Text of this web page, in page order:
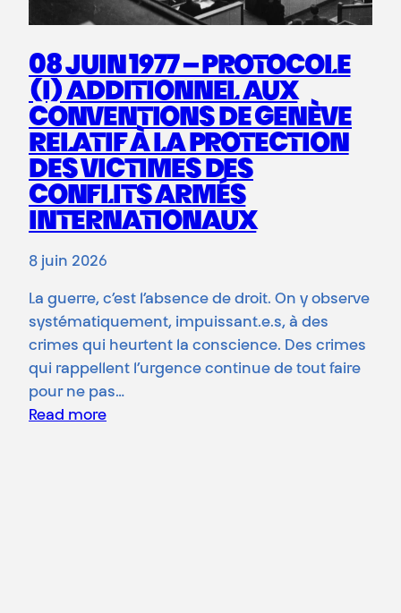
08 JUIN 1977 – PROTOCOLE
(I) ADDITIONNEL AUX
CONVENTIONS DE GENÈVE
RELATIF À LA PROTECTION
DES VICTIMES DES
CONFLITS ARMÉS
INTERNATIONAUX
8 juin 2026
La guerre, c’est l’absence de droit. On y observe
systématiquement, impuissant.e.s, à des
crimes qui heurtent la conscience. Des crimes
qui rappellent l’urgence continue de tout faire
pour ne pas…
Read more